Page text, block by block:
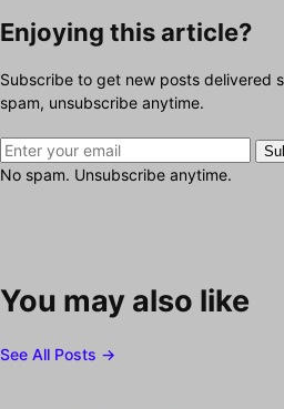
Enjoying this article?
Subscribe to get new posts delivered
spam, unsubscribe anytime.
No spam. Unsubscribe anytime.
You may also like
See All Posts →